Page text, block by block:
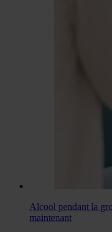
Alcool pendant la
maintenant